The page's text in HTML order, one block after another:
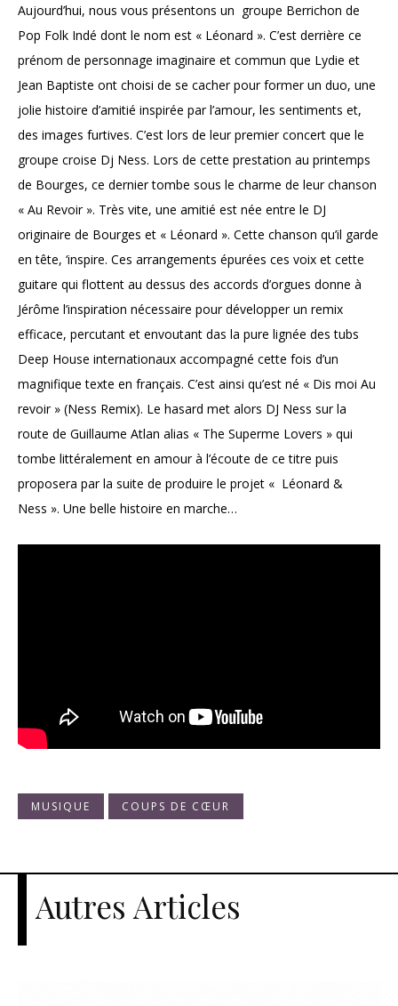
Aujourd’hui, nous vous présentons un groupe Berrichon de
Pop Folk Indé dont le nom est « Léonard ». C’est derrière ce
prénom de personnage imaginaire et commun que Lydie et
Jean Baptiste ont choisi de se cacher pour former un duo, une
jolie histoire d’amitié inspirée par l’amour, les sentiments et,
des images furtives. C’est lors de leur premier concert que le
groupe croise Dj Ness. Lors de cette prestation au printemps
de Bourges, ce dernier tombe sous le charme de leur chanson
« Au Revoir ». Très vite, une amitié est née entre le DJ
originaire de Bourges et « Léonard ». Cette chanson qu’il garde
en tête, ‘inspire. Ces arrangements épurées ces voix et cette
guitare qui flottent au dessus des accords d’orgues donne à
Jérôme l’inspiration nécessaire pour développer un remix
efficace, percutant et envoutant das la pure lignée des tubs
Deep House internationaux accompagné cette fois d’un
magnifique texte en français. C’est ainsi qu’est né « Dis moi Au
revoir » (Ness Remix). Le hasard met alors DJ Ness sur la
route de Guillaume Atlan alias « The Superme Lovers » qui
tombe littéralement en amour à l’écoute de ce titre puis
proposera par la suite de produire le projet « Léonard &
Ness ». Une belle histoire en marche…
MUSIQUE COUPS DE CŒUR
Autres Articles